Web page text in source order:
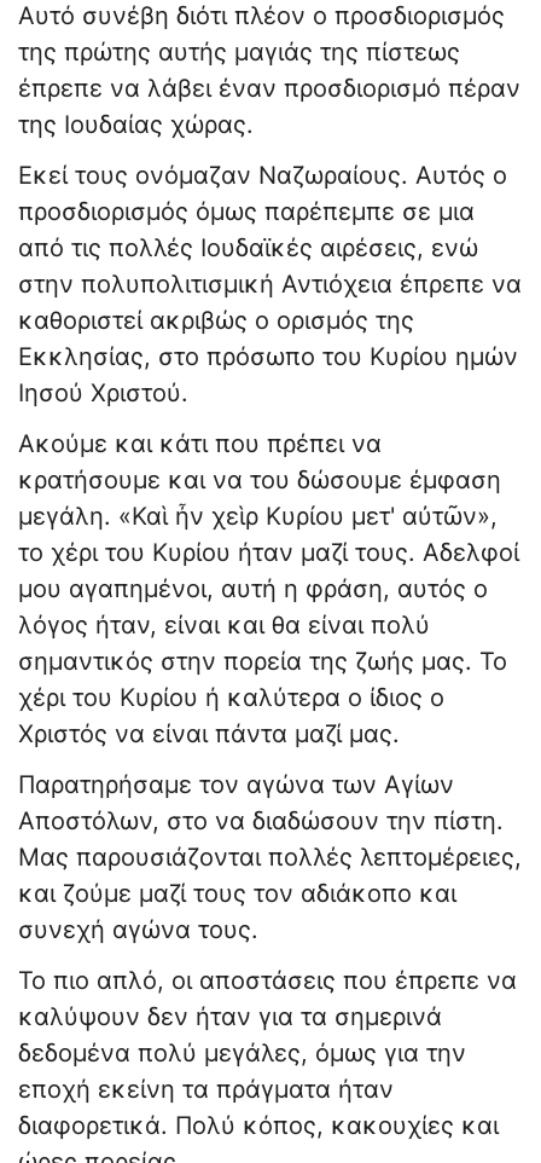
Αυτό συνέβη διότι πλέον ο προσδιορισμός
της πρώτης αυτής μαγιάς της πίστεως
έπρεπε να λάβει έναν προσδιορισμό πέραν
της Ιουδαίας χώρας.
Εκεί τους ονόμαζαν Ναζωραίους. Αυτός ο
προσδιορισμός όμως παρέπεμπε σε μια
από τις πολλές Ιουδαϊκές αιρέσεις, ενώ
στην πολυπολιτισμική Αντιόχεια έπρεπε να
καθοριστεί ακριβώς ο ορισμός της
Εκκλησίας, στο πρόσωπο του Κυρίου ημών
Ιησού Χριστού.
Ακούμε και κάτι που πρέπει να
κρατήσουμε και να του δώσουμε έμφαση
μεγάλη. «Καὶ ἦν χεὶρ Κυρίου μετ' αὐτῶν»,
το χέρι του Κυρίου ήταν μαζί τους. Αδελφοί
μου αγαπημένοι, αυτή η φράση, αυτός ο
λόγος ήταν, είναι και θα είναι πολύ
σημαντικός στην πορεία της ζωής μας. Το
χέρι του Κυρίου ή καλύτερα ο ίδιος ο
Χριστός να είναι πάντα μαζί μας.
Παρατηρήσαμε τον αγώνα των Αγίων
Αποστόλων, στο να διαδώσουν την πίστη.
Μας παρουσιάζονται πολλές λεπτομέρειες,
και ζούμε μαζί τους τον αδιάκοπο και
συνεχή αγώνα τους.
Το πιο απλό, οι αποστάσεις που έπρεπε να
καλύψουν δεν ήταν για τα σημερινά
δεδομένα πολύ μεγάλες, όμως για την
εποχή εκείνη τα πράγματα ήταν
διαφορετικά. Πολύ κόπος, κακουχίες και